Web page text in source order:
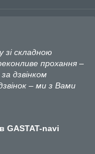
зі складною
прохання –
дзвінком
– ми з Вами
GASTAT-navi